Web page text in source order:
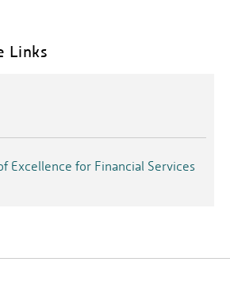
Links
Excellence for Financial Services